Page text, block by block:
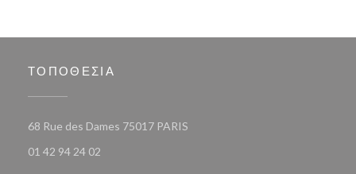
ΤΟΠΟΘΕΣΊΑ
68 Rue des Dames 75017 PARIS
01 42 94 24 02